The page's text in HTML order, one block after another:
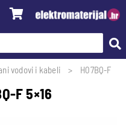
vodovi i kabeli H07BQ-F
F 5×16